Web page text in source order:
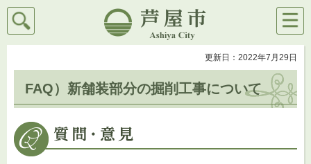
芦屋市
検索
メニ
ュー
更新日：2022年7月29日
FAQ）新舗装部分の掘削工事について